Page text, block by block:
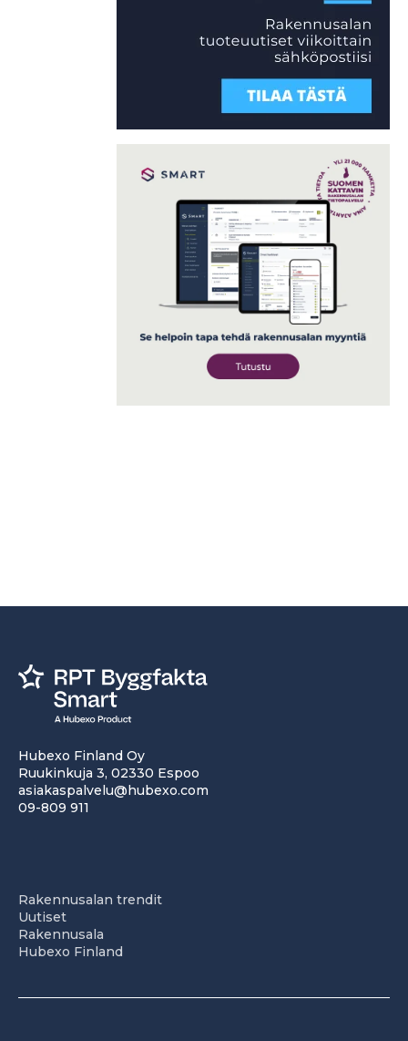
Hubexo Finland Oy
Ruukinkuja 3, 02330 Espoo
asiakaspalvelu@hubexo.com
09-809 911
Rakennusalan trendit
Uutiset
Rakennusala
Hubexo Finland